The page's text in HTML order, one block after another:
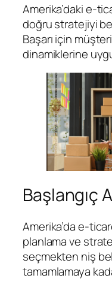
Amerika’daki e-
doğru stratejiyi
Başarı için
dinamiklerine
Başlangıç
Amerika’da e-
planlama ve
seçmekten niş
tamamlamaya